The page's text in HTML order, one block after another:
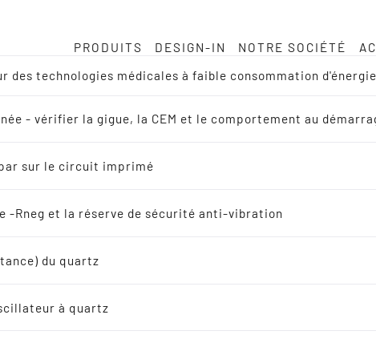
PRODUITS DESIGN-IN
NOTRE SOCIÉTÉ
technologies médicales à faible consommation d'énergie
- vérifier la gigue, la CEM et le comportement au
sur le circuit imprimé
-Rneg et la réserve de sécurité anti-vibration
du quartz
à quartz